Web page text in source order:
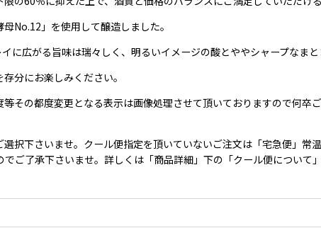
No.12」を使用して醸造しました。
広がる旨味は瑞々しく、明るいイメージの酸とややシャープなまと
分にお楽しみください。
の都度変更となる表示は画像処理させて頂いておりますので何卒ご
択下さいませ。クール便指定を頂いていないご注文は「宅急便」常
了承下さいませ。詳しくは「商品詳細」下の「クール便について」